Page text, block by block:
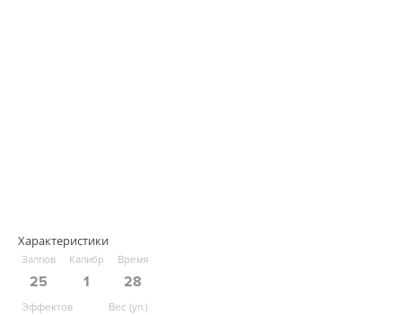
Характеристики
Залпов
25
Калибр
1
Время
28
Эффектов Вес (уп.)